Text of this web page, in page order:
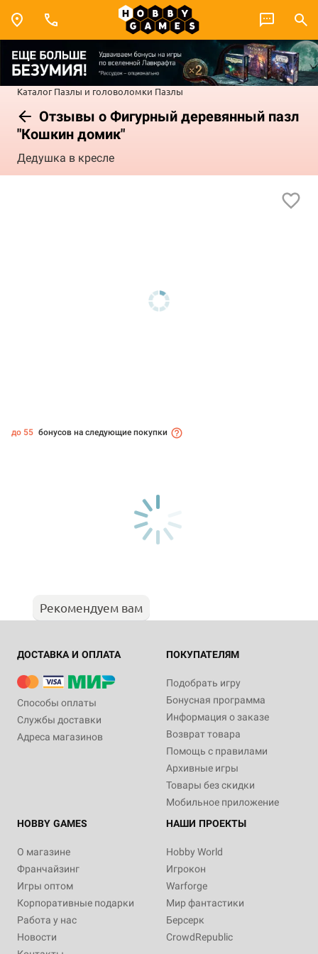
Каталог Пазлы и головоломки Пазлы
Отзывы о Фигурный деревянный пазл
"Кошкин домик"
Дедушка в кресле
до 55 бонусов на следующие покупки
Рекомендуем вам
ДОСТАВКА И ОПЛАТА
Способы оплаты
Службы доставки
Адреса магазинов
ПОКУПАТЕЛЯМ
Подобрать игру
Бонусная программа
Информация о заказе
Возврат товара
Помощь с правилами
Архивные игры
Товары без скидки
Мобильное приложение
HOBBY GAMES
О магазине
Франчайзинг
Игры оптом
Корпоративные подарки
Работа у нас
Новости
НАШИ ПРОЕКТЫ
Hobby World
Игрокон
Warforge
Мир фантастики
Берсерк
CrowdRepublic